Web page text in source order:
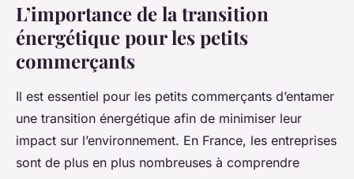
L’importance de la transition
énergétique pour les petits
commerçants
Il est essentiel pour les petits commerçants d’entamer
une transition énergétique afin de minimiser leur
impact sur l’environnement. En France, les entreprises
sont de plus en plus nombreuses à comprendre